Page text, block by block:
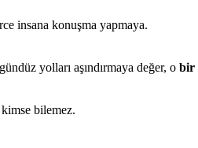
insana konuşma yapmaya.
yolları aşındırmaya değer, o bir
bilemez.